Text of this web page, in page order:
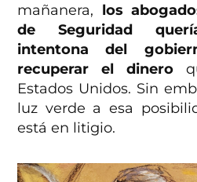
mañanera, los
de Seguridad
intentona del
recuperar el dinero
Estados Unidos. Sin
luz verde a esa
está en litigio.